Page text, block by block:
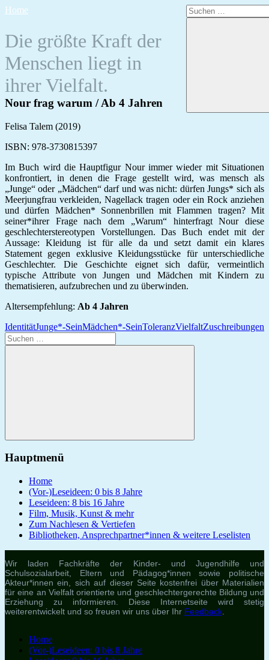
Zum
Home
Die größte Kraft der
Menschen liegt in
ihrer Vielfalt.
Suchen
nach:
Nour frag warum / Ab 4 Jahren
Felisa Talem (2019)
ISBN: 978-3730815397
Im Buch wird die Hauptfigur Nour immer wieder mit Situationen
konfrontiert, in denen die Frage gestellt wird, was mensch als
„Junge“ oder „Mädchen“ darf und was nicht: dürfen Jungs* sich als
Meerjungfrau verkleiden, Nagellack tragen oder ein Rock anziehen
und dürfen Mädchen* Sonnenbrillen mit Flammen tragen? Mit
seiner*ihrer Frage nach dem „Warum“ hinterfragt Nour diese
geschlechterstereotypen Vorstellungen. Das Buch endet mit der
Aussage: Kleidung ist für alle da und setzt damit ein klares
Statement gegen exklusive Kleidungsstücke für unterschiedliche
Geschlechter. Die Geschichte eignet sich dafür, vermeintlich
typische Attribute von Jungen und Mädchen mit Kindern zu
thematisieren, aufzubrechen und zu überwinden.
Altersempfehlung: Ab 4 Jahren
IdentitätJunge*-SeinMädchen*-SeinToleranzVielfaltZuschreibungen
Suchen
nach:
Suchen
Hauptmenü
Home
(Vor-)Leseideen: 0 bis 8 Jahre
Leseideen: 8 bis 16 Jahre
Film, Musik, Kunst & mehr
Zum Nachlesen & Vertiefen
Bibliotheken, Ansprechpartner*innen & weitere Leselisten
Wir laden Fachkräfte der Kinder- und Jugendhilfe und
Schulsozialarbeit, Eltern und Pädagog*innen sowie politische
Akteur*innen ein, sich auf dieser Seite kostenfrei über Materialien
für eine an Vielfalt orientierte und geschlechtergerechte Bildung und
Erziehung zu informieren. Diese Internetseite wird stetig
weiterentwickelt und so freuen wir uns über Ihr Feedback
Home
(Vor-)Leseideen: 0 bis 8 Jahre